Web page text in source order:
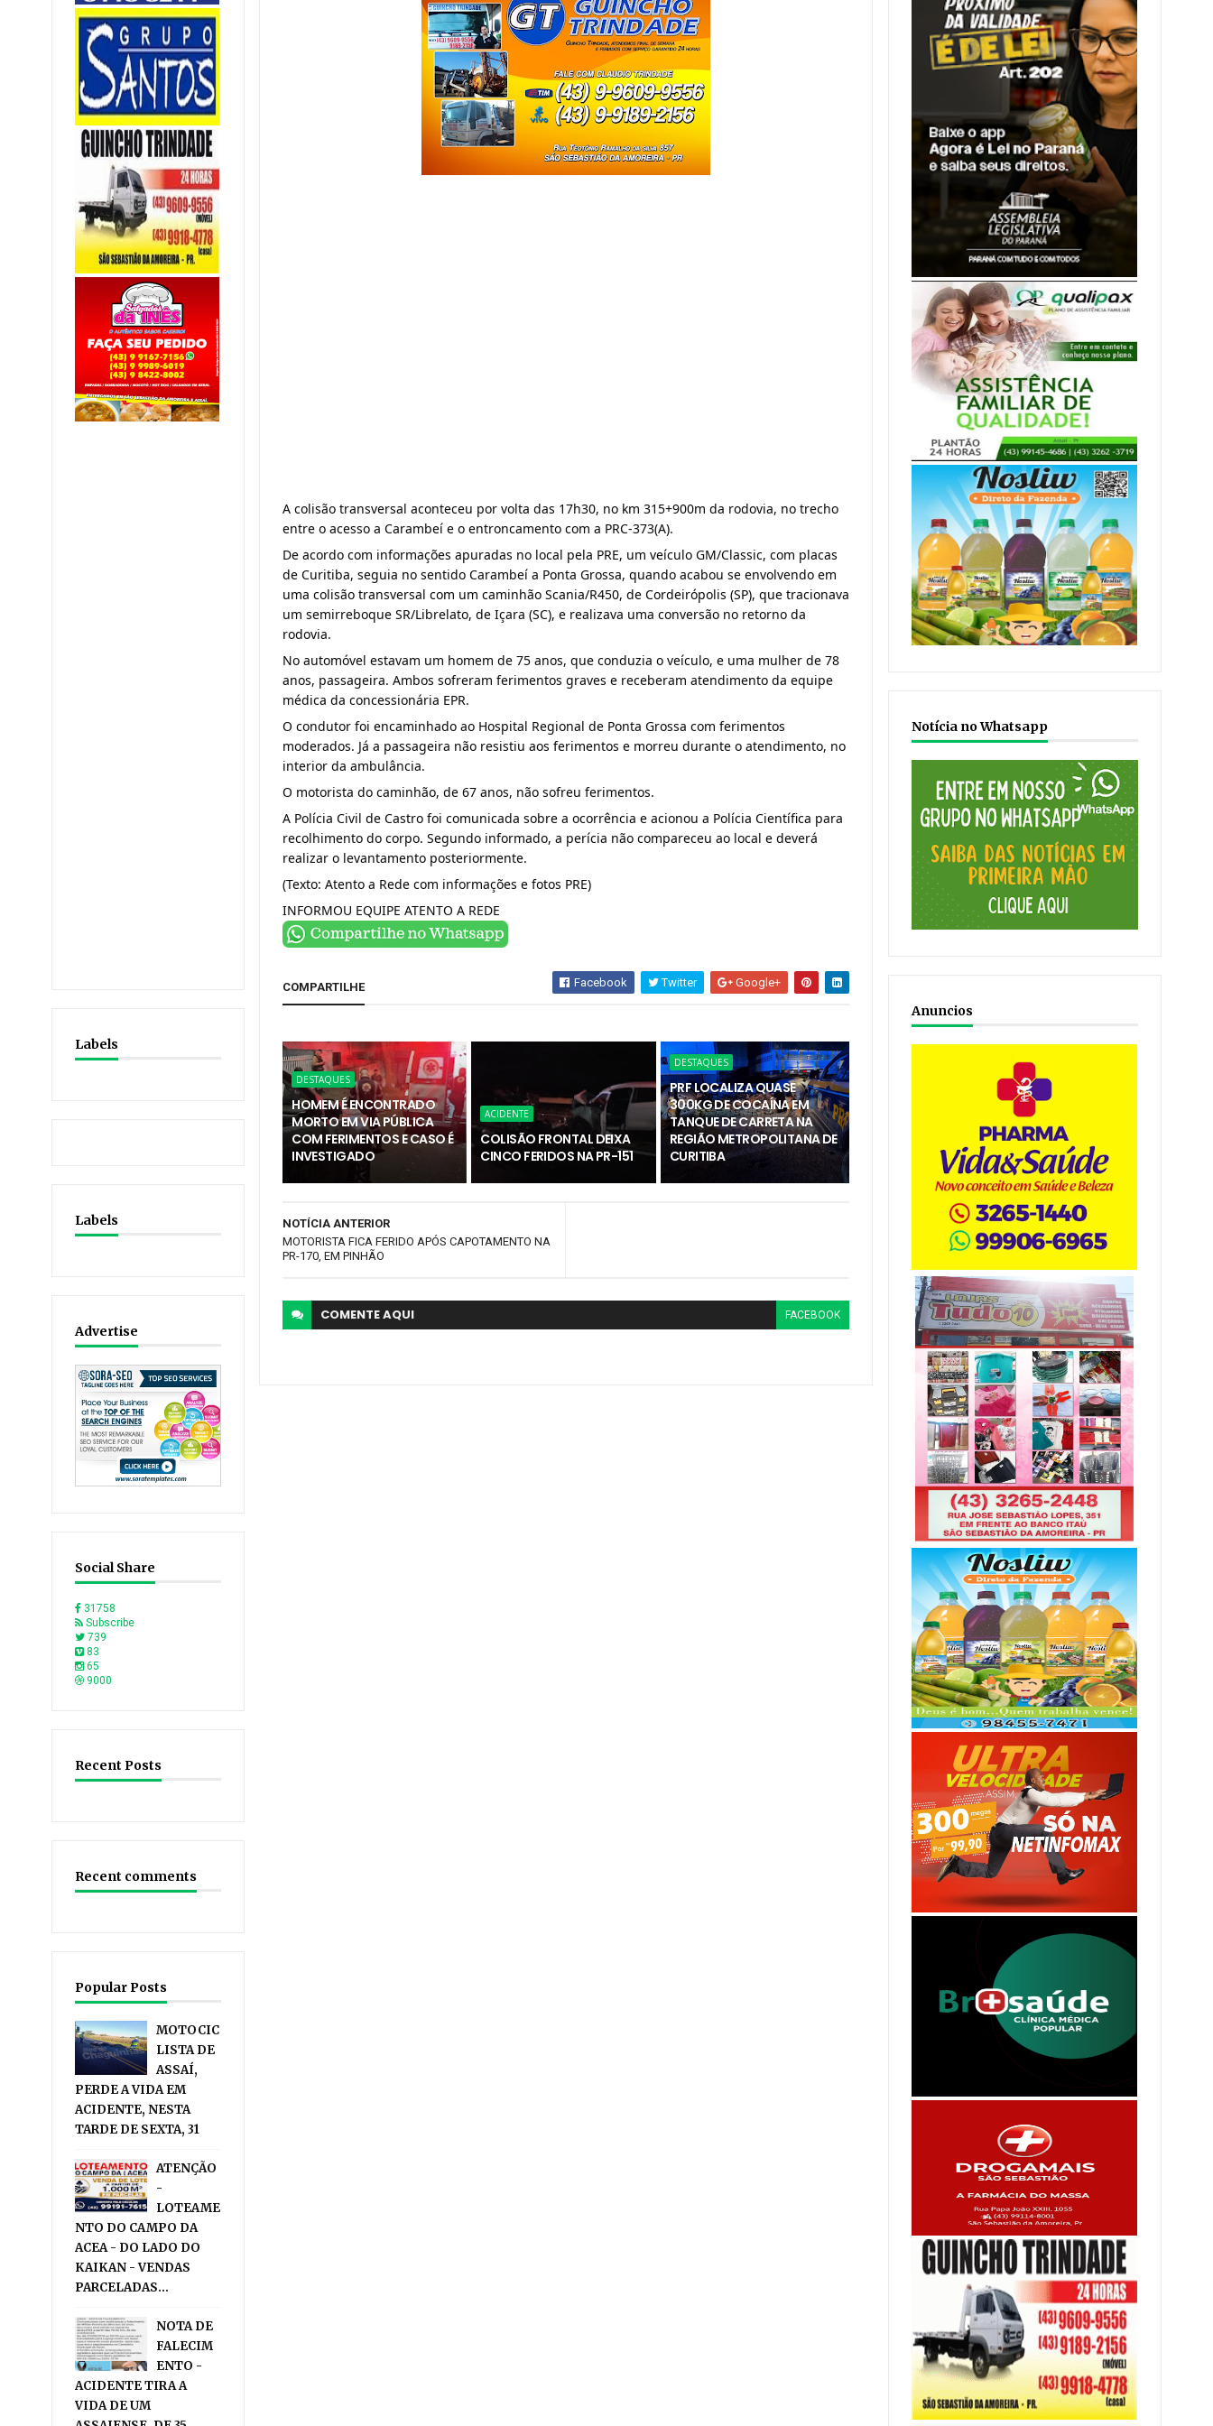
Labels
Labels
Advertise
Social Share
31758
Subscribe
739
83
65
9000
Recent Posts
Recent comments
Popular Posts
MOTOCIC
LISTA DE
ASSAÍ,
PERDE A VIDA EM
ACIDENTE, NESTA
TARDE DE SEXTA, 31
ATENÇÃO
-
LOTEAME
NTO DO CAMPO DA
ACEA - DO LADO DO
KAIKAN - VENDAS
PARCELADAS...
NOTA DE
FALECIM
ENTO -
ACIDENTE TIRA A
VIDA DE UM
A colisão transversal aconteceu por volta das 17h30, no km 315+900m da rodovia, no trecho
entre o acesso a Carambeí e o entroncamento com a PRC-373(A).
De acordo com informações apuradas no local pela PRE, um veículo GM/Classic, com placas
de Curitiba, seguia no sentido Carambeí a Ponta Grossa, quando acabou se envolvendo em
uma colisão transversal com um caminhão Scania/R450, de Cordeirópolis (SP), que tracionava
um semirreboque SR/Librelato, de Içara (SC), e realizava uma conversão no retorno da
rodovia.
No automóvel estavam um homem de 75 anos, que conduzia o veículo, e uma mulher de 78
anos, passageira. Ambos sofreram ferimentos graves e receberam atendimento da equipe
médica da concessionária EPR.
O condutor foi encaminhado ao Hospital Regional de Ponta Grossa com ferimentos
moderados. Já a passageira não resistiu aos ferimentos e morreu durante o atendimento, no
interior da ambulância.
O motorista do caminhão, de 67 anos, não sofreu ferimentos.
A Polícia Civil de Castro foi comunicada sobre a ocorrência e acionou a Polícia Científica para
recolhimento do corpo. Segundo informado, a perícia não compareceu ao local e deverá
realizar o levantamento posteriormente.
(Texto: Atento a Rede com informações e fotos PRE)
INFORMOU EQUIPE ATENTO A REDE
COMPARTILHE Facebook Twitter Google+
DESTAQUES
HOMEM É ENCONTRADO
MORTO EM VIA PÚBLICA
COM FERIMENTOS E CASO É
INVESTIGADO
ACIDENTE
COLISÃO FRONTAL DEIXA
CINCO FERIDOS NA PR-151
DESTAQUES
PRF LOCALIZA QUASE
300KG DE COCAÍNA EM
TANQUE DE CARRETA NA
REGIÃO METROPOLITANA DE
CURITIBA
NOTÍCIA ANTERIOR
MOTORISTA FICA FERIDO APÓS CAPOTAMENTO NA
PR-170, EM PINHÃO
COMENTEAQUI FACEBOOK
Notícia no Whatsapp
Anuncios